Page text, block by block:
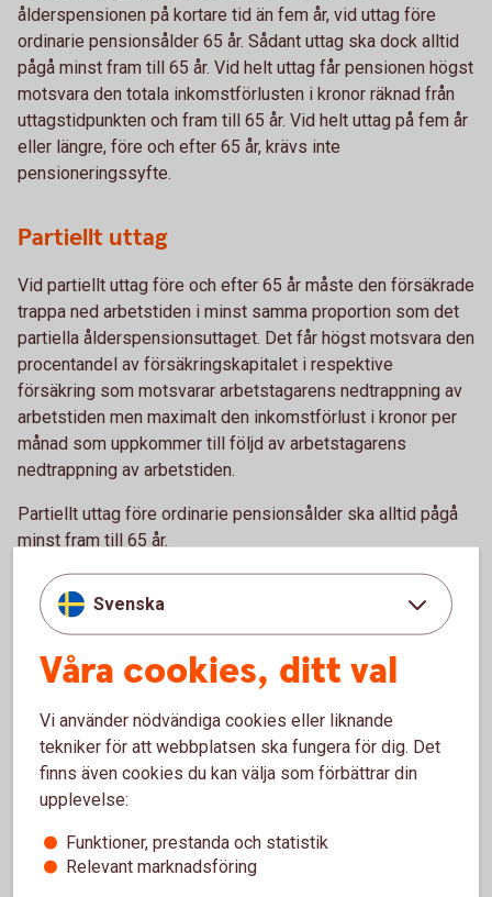
ålderspensionen på kortare tid än fem år, vid uttag före
ordinarie pensionsålder 65 år. Sådant uttag ska dock alltid
pågå minst fram till 65 år. Vid helt uttag får pensionen högst
motsvara den totala inkomstförlusten i kronor räknad från
uttagstidpunkten och fram till 65 år. Vid helt uttag på fem år
eller längre, före och efter 65 år, krävs inte
pensioneringssyfte.
Partiellt uttag
Vid partiellt uttag före och efter 65 år måste den försäkrade
trappa ned arbetstiden i minst samma proportion som det
partiella ålderspensionsuttaget. Det får högst motsvara den
procentandel av försäkringskapitalet i respektive
försäkring som motsvarar arbetstagarens nedtrappning av
arbetstiden men maximalt den inkomstförlust i kronor per
månad som uppkommer till följd av arbetstagarens
nedtrappning av arbetstiden.
Partiellt uttag före ordinarie pensionsålder ska alltid pågå
minst fram till 65 år.
Paus i pågående
pensionsutbetalning
Du kan enkelt pausa din pensionsutbetalning och
även förkorta, förlänga eller ta bort en pågående
paus.
Pausa dinpensionsutbetalning
Svenska
Våra cookies, ditt val
Vi använder nödvändiga cookies eller liknande
tekniker för att webbplatsen ska fungera för dig. Det
finns även cookies du kan välja som förbättrar din
upplevelse:
Funktioner, prestanda och statistik
Relevant marknadsföring